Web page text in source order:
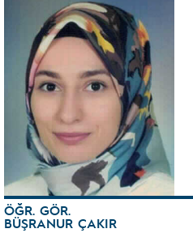
ÖĞR. GÖR.
BÜŞRANUR ÇAKIR